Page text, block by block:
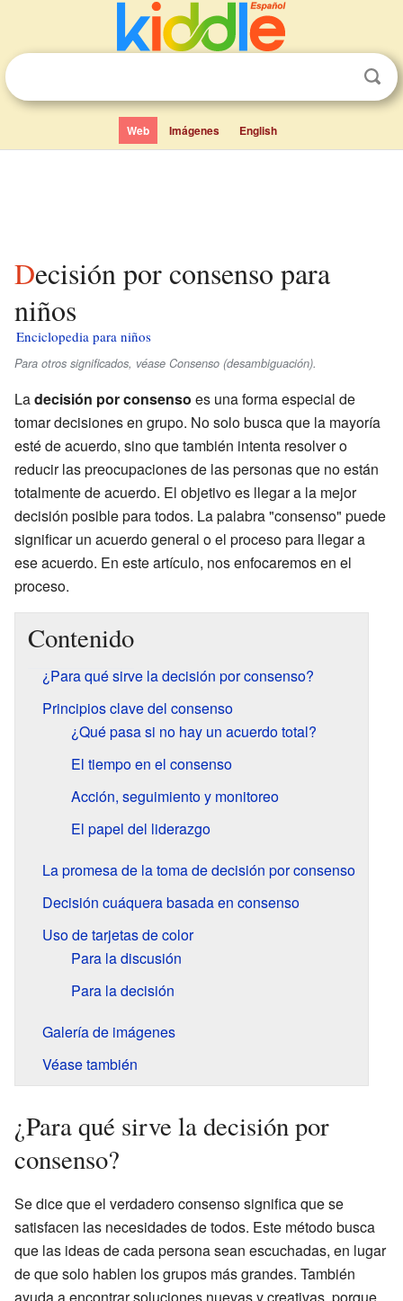
Web Imágenes English
Decisión por consenso para
niños
Enciclopedia para niños
Para otros significados, véase Consenso (desambiguación).
Ladecisión por consenso es una forma especial de
tomar decisiones en grupo. No solo busca que la mayoría
esté de acuerdo, sino que también intenta resolver o
reducir las preocupaciones de las personas que no están
totalmente de acuerdo. El objetivo es llegar a la mejor
decisión posible para todos. La palabra "consenso" puede
significar un acuerdo general o el proceso para llegar a
ese acuerdo. En este artículo, nos enfocaremos en el
proceso.
Contenido
¿Para qué sirve la decisión por consenso?
Principios clave del consenso
¿Qué pasa si no hay un acuerdo total?
El tiempo en el consenso
Acción, seguimiento y monitoreo
El papel del liderazgo
La promesa de la toma de decisión por consenso
Decisión cuáquera basada en consenso
Uso de tarjetas de color
Para la discusión
Para la decisión
Galería de imágenes
Véase también
¿Para qué sirve la decisión por
consenso?
Se dice que el verdadero consenso significa que se
satisfacen las necesidades de todos. Este método busca
que las ideas de cada persona sean escuchadas, en lugar
de que solo hablen los grupos más grandes. También
ayuda a encontrar soluciones nuevas y creativas, porque